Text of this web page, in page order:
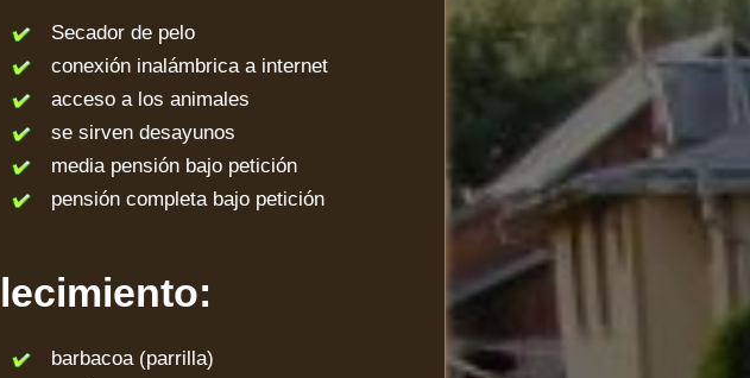
Secador de pelo
conexión inalámbrica a internet
acceso a los animales
se sirven desayunos
media pensión bajo petición
pensión completa bajo petición
barbacoa (parrilla)